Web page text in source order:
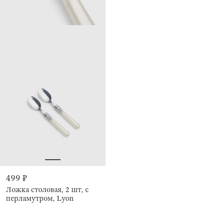
499 ₽
Ложка столовая, 2 шт, с
перламутром, Lyon